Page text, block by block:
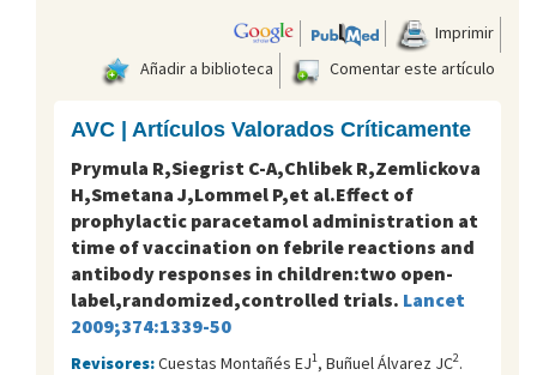
Imprimir
Añadir a biblioteca
Comentar este artículo
AVC | Artículos Valorados Críticamente
Prymula R,Siegrist C-A,Chlibek R,Zemlickova
H,Smetana J,Lommel P,et al.Effect of
prophylactic paracetamol administration at
time of vaccination on febrile reactions and
antibody responses in children:two open-
label,randomized,controlled trials. Lancet
2009;374:1339-50
Revisores:Cuestas Montañés EJ1, Buñuel Álvarez JC2.